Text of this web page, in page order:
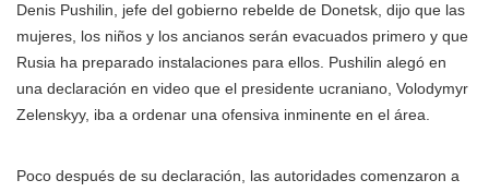
Denis Pushilin, jefe del gobierno rebelde de Donetsk, dijo que las
mujeres, los niños y los ancianos serán evacuados primero y que
Rusia ha preparado instalaciones para ellos. Pushilin alegó en
una declaración en video que el presidente ucraniano, Volodymyr
Zelenskyy, iba a ordenar una ofensiva inminente en el área.
Poco después de su declaración, las autoridades comenzaron a